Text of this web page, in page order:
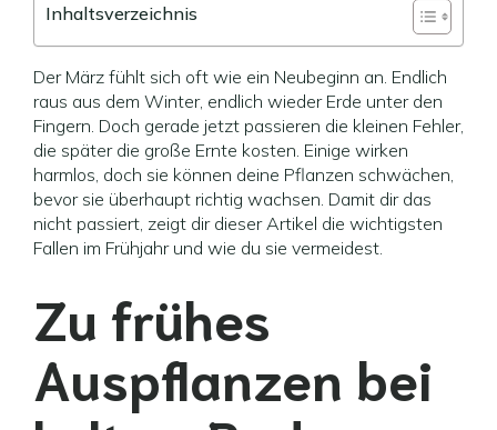
Inhaltsverzeichnis
Der März fühlt sich oft wie ein Neubeginn an. Endlich
raus aus dem Winter, endlich wieder Erde unter den
Fingern. Doch gerade jetzt passieren die kleinen Fehler,
die später die große Ernte kosten. Einige wirken
harmlos, doch sie können deine Pflanzen schwächen,
bevor sie überhaupt richtig wachsen. Damit dir das
nicht passiert, zeigt dir dieser Artikel die wichtigsten
Fallen im Frühjahr und wie du sie vermeidest.
Zu frühes
Auspflanzen bei